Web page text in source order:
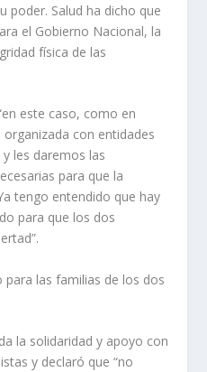
poder. Salud ha dicho que
el Gobierno Nacional, la
física de las
este caso, como en
con entidades
les daremos las
para que la
tengo entendido que hay
para que los dos
las familias de los dos
la solidaridad y apoyo con
y declaró que “no